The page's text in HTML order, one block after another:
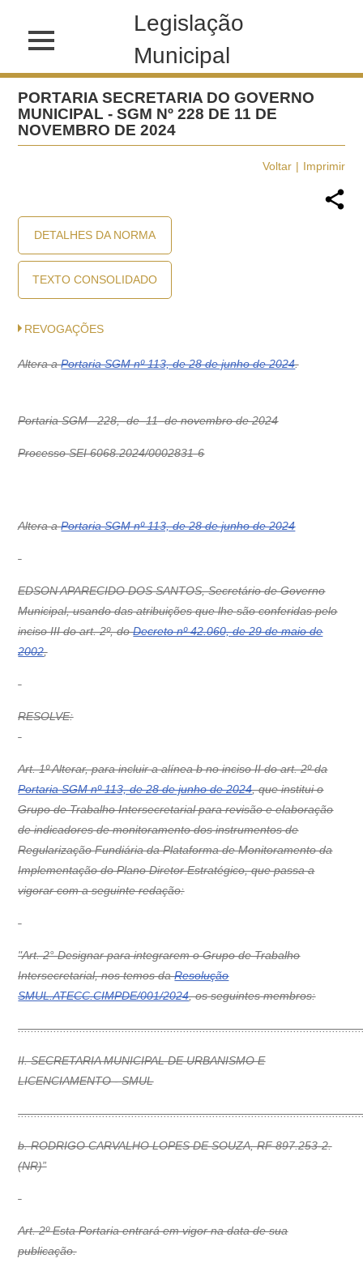
Legislação
Municipal
PORTARIA SECRETARIA DO GOVERNO
MUNICIPAL - SGM Nº 228 DE 11 DE
NOVEMBRO DE 2024
Voltar Imprimir
DETALHES DA NORMA
TEXTO CONSOLIDADO
REVOGAÇÕES
Altera aPortaria SGM nº 113, de 28 de junho de 2024.
Portaria SGM 228, de 11 de novembro de 2024
Processo SEI 6068.2024/0002831-6
Altera aPortaria SGM nº 113, de 28 de junho de 2024
EDSON APARECIDO DOS SANTOS, Secretário de Governo
Municipal, usando das atribuições que lhe são conferidas pelo
inciso III do art. 2º, doDecreto nº 42.060, de 29 de maio de
2002,
RESOLVE:
Art. 1º Alterar, para incluir a alínea b no inciso II do art. 2º da
Portaria SGM nº 113, de 28 de junho de 2024, que institui o
Grupo de Trabalho Intersecretarial para revisão e elaboração
de indicadores de monitoramento dos instrumentos de
Regularização Fundiária da Plataforma de Monitoramento da
Implementação do Plano Diretor Estratégico, que passa a
vigorar com a seguinte redação:
"Art. 2° Designar para integrarem o Grupo de Trabalho
Intersecretarial, nos temos daResolução
SMUL.ATECC.CIMPDE/001/2024, os seguintes membros:
II. SECRETARIA MUNICIPAL DE URBANISMO E
LICENCIAMENTO - SMUL
b. RODRIGO CARVALHO LOPES DE SOUZA, RF 897.253-2.
(NR)”
Art. 2º Esta Portaria entrará em vigor na data de sua
publicação.